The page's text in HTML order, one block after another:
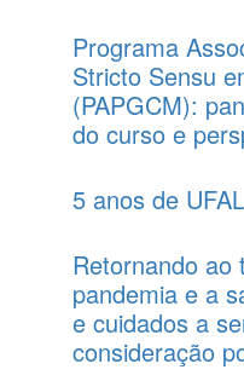
Programa
Stricto Sensu
(PAPGCM):
do curso e
5 anos de UFAL
Retornando ao
pandemia e a
e cuidados a
consideração